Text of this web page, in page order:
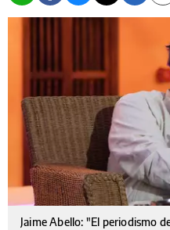
Jaime Abello: "El periodismo